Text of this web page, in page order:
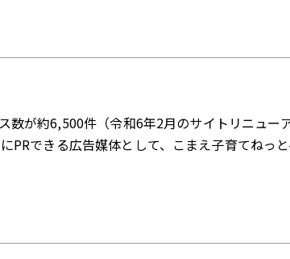
数が約6,500件（令和6年2月のサイトリニュー
PRできる広告媒体として、こまえ子育てねっ